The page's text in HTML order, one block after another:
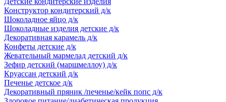
Конструктор кондитерский д/к
Шоколадное яйцо д/к
Шоколадные изделия детские д/к
Декоративная карамель д/к
Конфеты детские д/к
Жевательный мармелад детский д/к
Зефир детский (маршмеллоу) д/к
Круассан детский д/к
Печенье детское д/к
Декоративный пряник /печенье/кейк попс д/к